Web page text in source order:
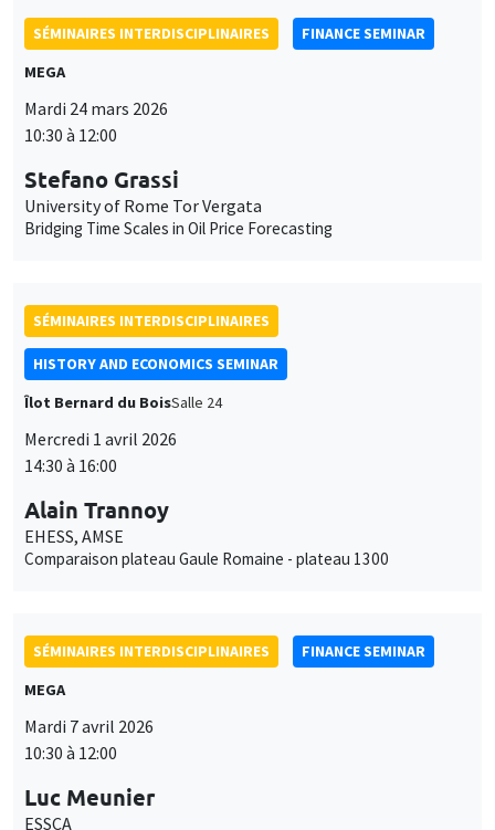
SÉMINAIRES INTERDISCIPLINAIRES
FINANCE SEMINAR
MEGA
Mardi 24 mars 2026
10:30 à 12:00
Stefano Grassi
University of Rome Tor Vergata
Bridging Time Scales in Oil Price Forecasting
SÉMINAIRES INTERDISCIPLINAIRES
HISTORY AND ECONOMICS SEMINAR
Îlot Bernard du BoisSalle 24
Mercredi 1 avril 2026
14:30 à 16:00
Alain Trannoy
EHESS, AMSE
Comparaison plateau Gaule Romaine - plateau 1300
SÉMINAIRES INTERDISCIPLINAIRES
FINANCE SEMINAR
MEGA
Mardi 7 avril 2026
10:30 à 12:00
Luc Meunier
ESSCA